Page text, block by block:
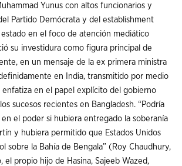
Yunus con altos funcionarios y
Partido Demócrata y del establishment
en el foco de atención mediático
su investidura como figura principal de
en un mensaje de la ex primera ministra
en India, transmitido por medio
enfatiza en el papel explícito del gobierno
sucesos recientes en Bangladesh. “Podría
el poder si hubiera entregado la soberanía
y hubiera permitido que Estados Unidos
sobre la Bahía de Bengala” (Roy Chaudhury,
el propio hijo de Hasina, Sajeeb Wazed,